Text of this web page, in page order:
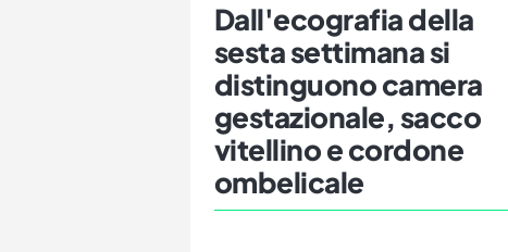
Dall'ecografia della
sesta settimana si
distinguono camera
gestazionale, sacco
vitellino e cordone
ombelicale